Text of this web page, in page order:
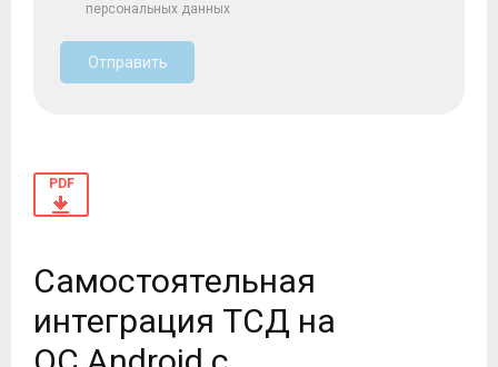
персональных данных
Отправить
PDF
Самостоятельная
интеграция ТСД на